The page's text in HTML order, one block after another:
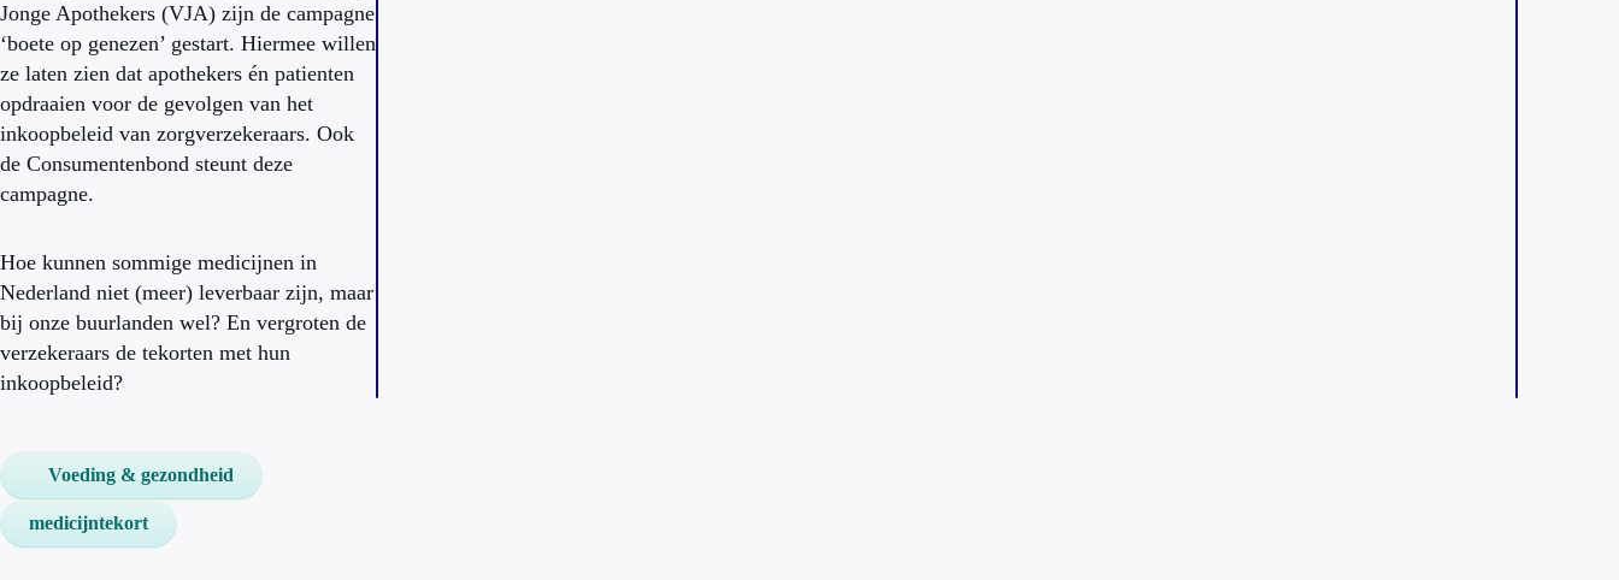
Jonge Apothekers (VJA) zijn de campagne
‘boete op genezen’ gestart. Hiermee willen
ze laten zien dat apothekers én patienten
opdraaien voor de gevolgen van het
inkoopbeleid van zorgverzekeraars. Ook
de Consumentenbond steunt deze
campagne.
Hoe kunnen sommige medicijnen in
Nederland niet (meer) leverbaar zijn, maar
bij onze buurlanden wel? En vergroten de
verzekeraars de tekorten met hun
inkoopbeleid?
Voeding & gezondheid
medicijntekort